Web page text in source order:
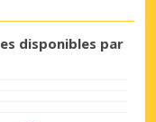
disponibles par